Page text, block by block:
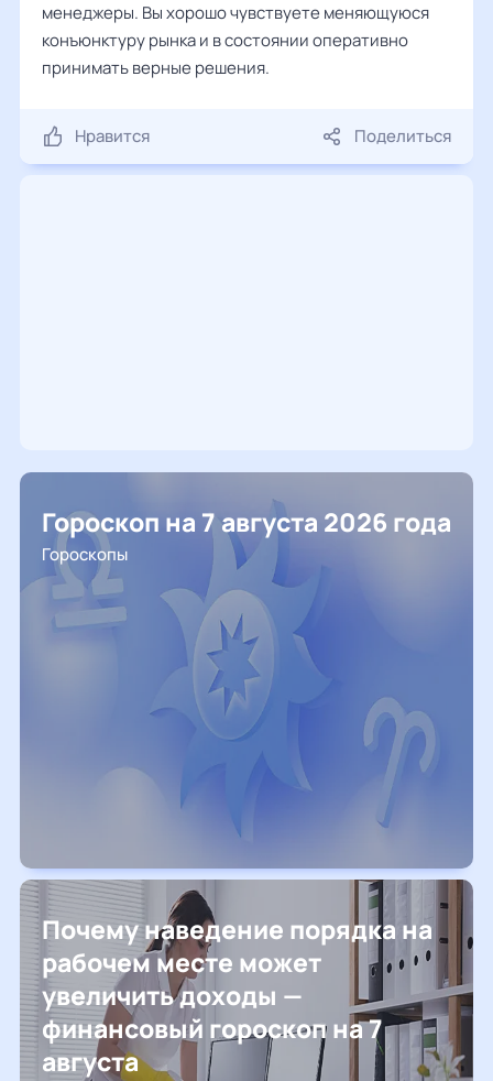
менеджеры. Вы хорошо чувствуете меняющуюся
конъюнктуру рынка и в состоянии оперативно
принимать верные решения.
Нравится Поделиться
Гороскоп на 7 августа 2026 года
Гороскопы
Почему наведение порядка на
рабочем месте может
увеличить доходы —
финансовый гороскоп на 7
августа